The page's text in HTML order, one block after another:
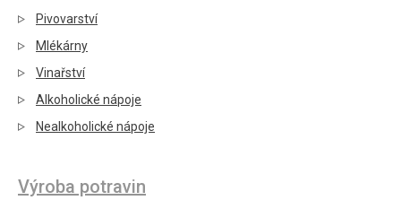
Pivovarství
Mlékárny
Vinařství
Alkoholické nápoje
Nealkoholické nápoje
Výroba potravin